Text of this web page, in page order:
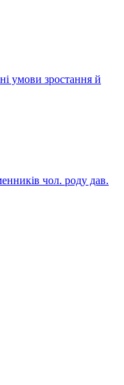
умови зростання й
чол. роду дав.